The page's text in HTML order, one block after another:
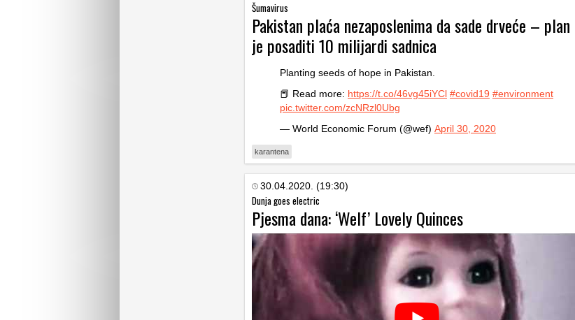
Šumavirus
Pakistan plaća nezaposlenima da sade drveće – plan
je posaditi 10 milijardi sadnica
Planting seeds of hope in Pakistan.
📕 Read more: https://t.co/46vg45iYCl #covid19 #environment
pic.twitter.com/zcNRzl0Ubg
— World Economic Forum (@wef) April 30, 2020
karantena
30.04.2020. (19:30)
Dunja goes electric
Pjesma dana: ‘Welf’ Lovely Quinces